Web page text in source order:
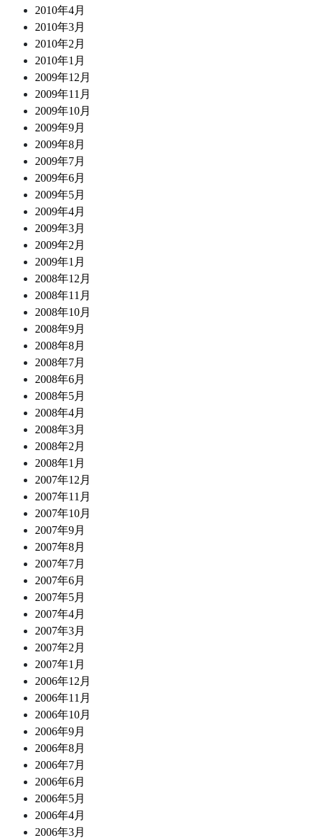
2010年4月
2010年3月
2010年2月
2010年1月
2009年12月
2009年11月
2009年10月
2009年9月
2009年8月
2009年7月
2009年6月
2009年5月
2009年4月
2009年3月
2009年2月
2009年1月
2008年12月
2008年11月
2008年10月
2008年9月
2008年8月
2008年7月
2008年6月
2008年5月
2008年4月
2008年3月
2008年2月
2008年1月
2007年12月
2007年11月
2007年10月
2007年9月
2007年8月
2007年7月
2007年6月
2007年5月
2007年4月
2007年3月
2007年2月
2007年1月
2006年12月
2006年11月
2006年10月
2006年9月
2006年8月
2006年7月
2006年6月
2006年5月
2006年4月
2006年3月